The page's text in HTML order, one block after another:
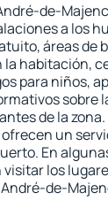
de-
a los
áreas de
habitación,
para niños,
sobre
de la
un
En
los
de-